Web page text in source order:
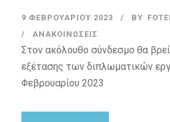
9 ΦΕΒΡΟΥΑΡΊΟΥ 2023 BY
ΑΝΑΚΟΙΝΏΣΕΙΣ
Στον ακόλουθο σύνδεσμο θα
εξέτασης των διπλωματικών
Φεβρουαρίου 2023